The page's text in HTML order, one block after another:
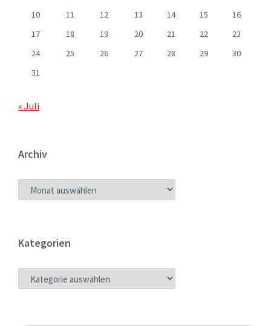
10
11 12 13 14 15
16
17
18 19 20 21 22
23
24
25 26 27 28 29
30
31
« Juli
Archiv
ARCHIV
Kategorien
KATEGORIEN